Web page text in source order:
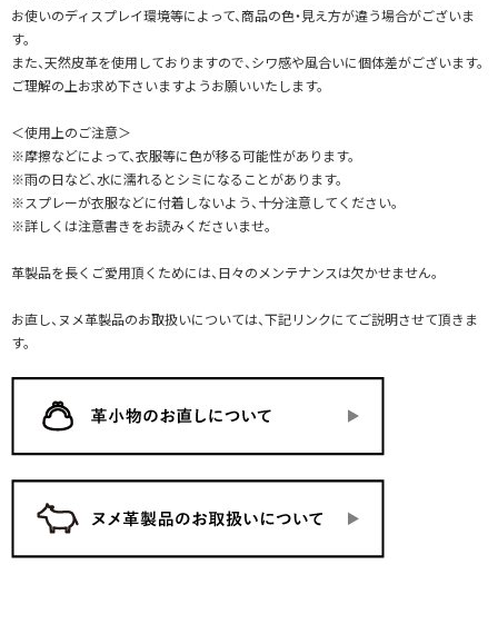
お使いのディスプレイ環境等によって、商品の色・見え方が違う場合がございま
す。
また、天然皮革を使用しておりますので、シワ感や風合いに個体差がございます。
ご理解の上お求め下さいますようお願いいたします。
＜使用上のご注意＞
※摩擦などによって、衣服等に色が移る可能性があります。
※雨の日など、水に濡れるとシミになることがあります。
※スプレーが衣服などに付着しないよう、十分注意してください。
※詳しくは注意書きをお読みくださいませ。
革製品を長くご愛用頂くためには、日々のメンテナンスは欠かせません。
お直し、ヌメ革製品のお取扱いについては、下記リンクにてご説明させて頂きま
す。